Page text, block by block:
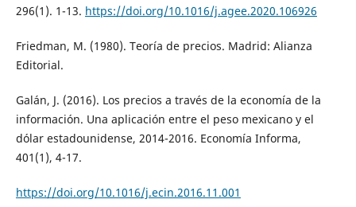
296(1). 1-13. https://doi.org/10.1016/j.agee.2020.106926
Friedman, M. (1980). Teoría de precios. Madrid: Alianza
Editorial.
Galán, J. (2016). Los precios a través de la economía de la
información. Una aplicación entre el peso mexicano y el
dólar estadounidense, 2014-2016. Economía Informa,
401(1), 4-17.
https://doi.org/10.1016/j.ecin.2016.11.001